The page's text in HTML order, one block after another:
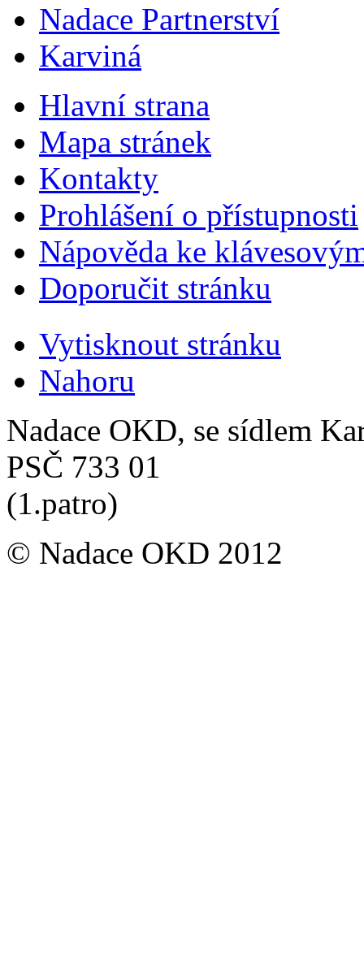
Nadace Partnerství
Karviná
Hlavní strana
Mapa stránek
Kontakty
Prohlášení o přístupnosti
Nápověda ke
Doporučit stránku
Vytisknout stránku
Nahoru
Nadace OKD, se sídlem
PSČ 733 01
(1.patro)
© Nadace OKD 2012